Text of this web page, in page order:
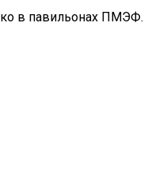
в павильонах ПМЭФ.